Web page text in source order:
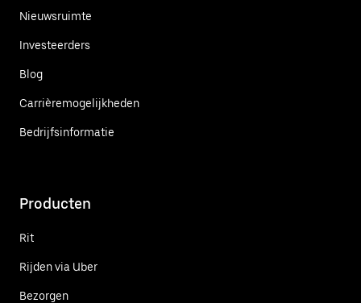
Nieuwsruimte
Investeerders
Blog
Carrièremogelijkheden
Bedrijfsinformatie
Producten
Rit
Rijden via Uber
Bezorgen